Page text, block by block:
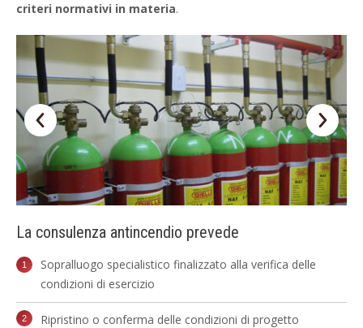
criteri normativi in materia.
La consulenza antincendio prevede
Sopralluogo specialistico finalizzato alla verifica delle
condizioni di esercizio
Ripristino o conferma delle condizioni di progetto